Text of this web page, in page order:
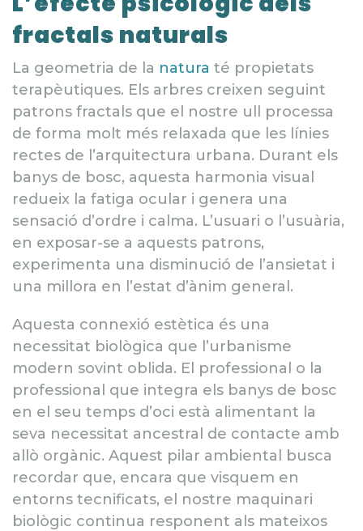
fractals naturals
La geometria de la natura té propietats
terapèutiques. Els arbres creixen seguint
patrons fractals que el nostre ull processa
de forma molt més relaxada que les línies
rectes de l’arquitectura urbana. Durant els
banys de bosc, aquesta harmonia visual
redueix la fatiga ocular i genera una
sensació d’ordre i calma. L’usuari o l’usuària,
en exposar-se a aquests patrons,
experimenta una disminució de l’ansietat i
una millora en l’estat d’ànim general.
Aquesta connexió estètica és una
necessitat biològica que l’urbanisme
modern sovint oblida. El professional o la
professional que integra els banys de bosc
en el seu temps d’oci està alimentant la
seva necessitat ancestral de contacte amb
allò orgànic. Aquest pilar ambiental busca
recordar que, encara que visquem en
entorns tecnificats, el nostre maquinari
biològic continua responent als mateixos